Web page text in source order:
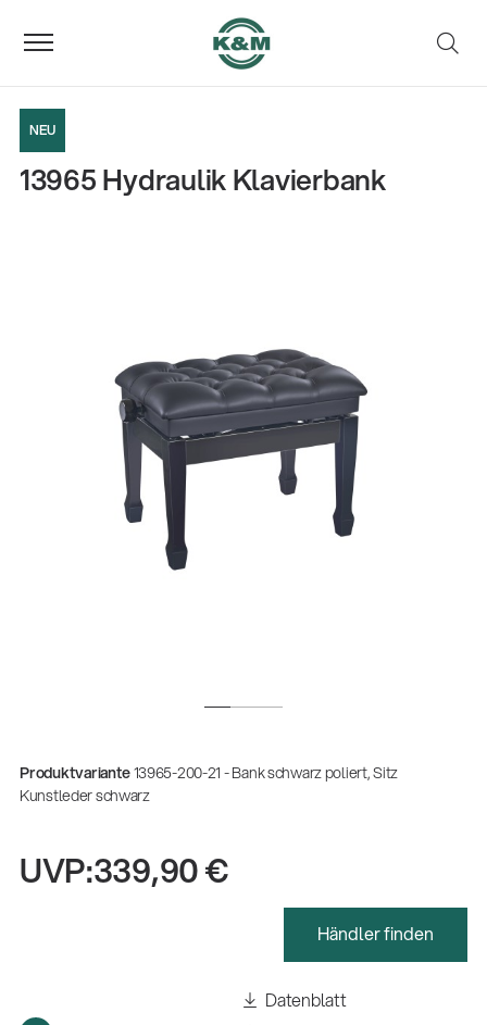
Fachkraft für Metalltechnik Ausbildung
Ausbildung | freie Ausbildungsstellen
Gesamtkatalog 2026
NEU
13965 Hydraulik Klavierbank
Produktvariante13965-200-21 - Bank schwarz poliert, Sitz
Kunstleder schwarz
UVP:339,90 €
Händler finden
Datenblatt